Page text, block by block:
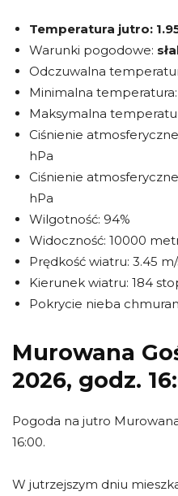
Temperatura jutro:
Warunki pogodowe:
Odczuwalna
Minimalna temperatura:
Maksymalna
Ciśnienie
hPa
Ciśnienie
hPa
Wilgotność: 94%
Widoczność: 10000
Prędkość wiatru: 3.45
Kierunek wiatru: 184
Pokrycie nieba
Murowana
2026, godz.
Pogoda na jutro
16:00.
W jutrzejszym dniu